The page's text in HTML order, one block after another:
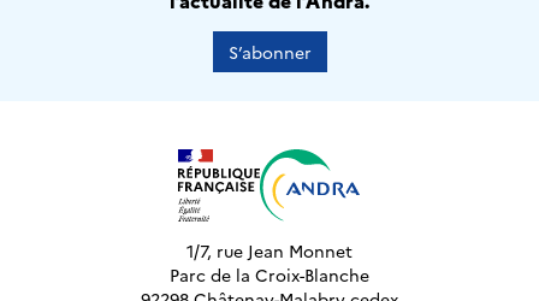
S’abonner
1/7, rue Jean Monnet
Parc de la Croix-Blanche